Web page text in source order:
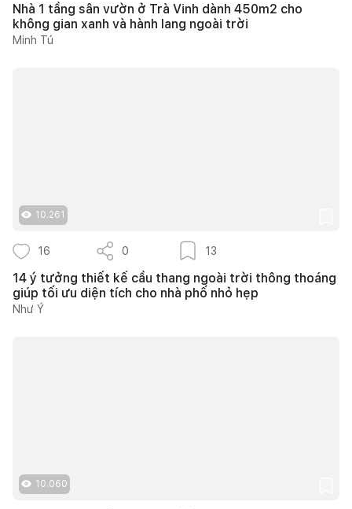
Nhà 1 tầng sân vườn ở Trà Vinh dành 450m2 cho
không gian xanh và hành lang ngoài trời
Minh Tú
10.261
16 0 13
14 ý tưởng thiết kế cầu thang ngoài trời thông thoáng
giúp tối ưu diện tích cho nhà phố nhỏ hẹp
Như Ý
10.060